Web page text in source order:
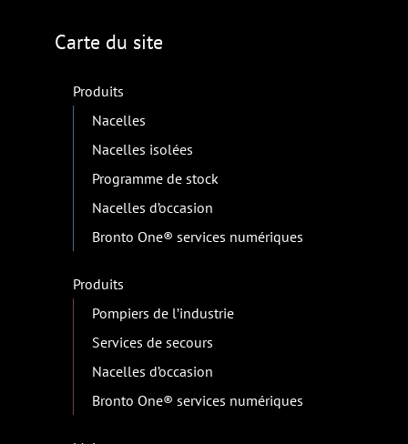
Carte du site
Produits
Nacelles
Nacelles isolées
Programme de stock
Nacelles d’occasion
Bronto One® services numériques
Produits
Pompiers de l’industrie
Services de secours
Nacelles d’occasion
Bronto One® services numériques